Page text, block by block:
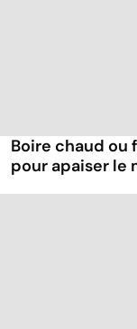
Boire chaud ou
pour apaiser le